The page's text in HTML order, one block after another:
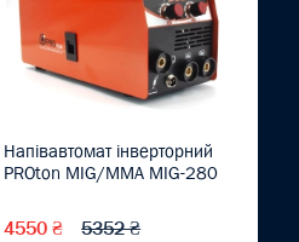
Напівавтомат інверторний
PROton MIG/MMA MIG-280
4550 ₴ 5352 ₴